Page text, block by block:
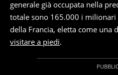
generale già occupata nella
totale sono 165.000 i milionari
della Francia, eletta come una
visitare a piedi.